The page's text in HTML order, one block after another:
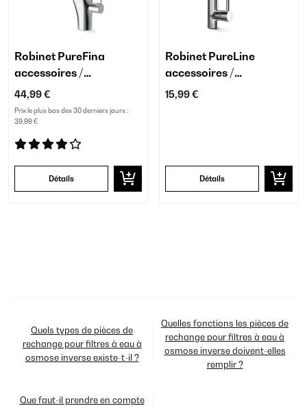
Robinet PureFina
accessoires /
remplacement
44,99 €
Prix le plus bas des 30 derniers jours :
39,99 €
Détails
Robinet PureLine
accessoires /
remplacement chromé
15,99 €
Détails
Quels types de pièces de
rechange pour filtres à eau à
osmose inverse existe-t-il ?
Quelles fonctions les pièces de
rechange pour filtres à eau à
osmose inverse doivent-elles
remplir ?
Que faut-il prendre en compte